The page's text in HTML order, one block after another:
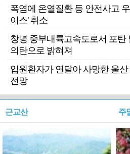
폭염에 온열질환 등 안전사고
이스' 취소
창녕 중부내륙고속도로서 포
의탄으로 밝혀져
입원환자가 연달아 사망한 울
전망
근교산 주